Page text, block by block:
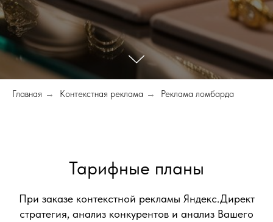
Главная → Контекстная реклама → Реклама ломбарда
Тарифные планы
При заказе контекстной рекламы Яндекс.Директ
стратегия, анализ конкурентов и анализ Вашего